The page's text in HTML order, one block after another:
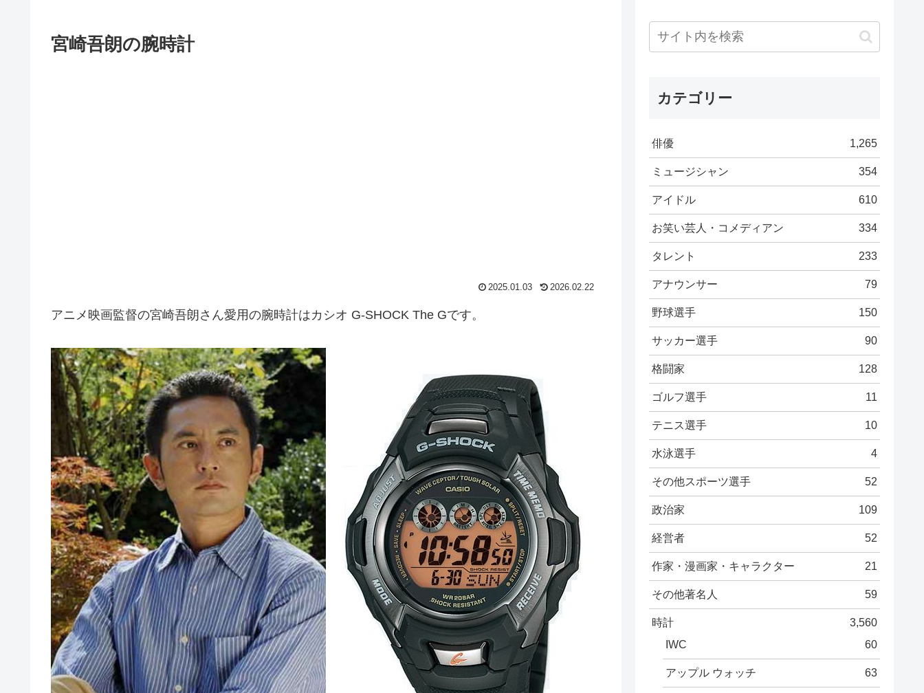
宮崎吾朗の腕時計
2025.01.03 2026.02.22
アニメ映画監督の宮崎吾朗さん愛用の腕時計はカシオ G-SHOCK The Gです。
カテゴリー
俳優 1,265
ミュージシャン 354
アイドル 610
お笑い芸人・コメディアン 334
タレント 233
アナウンサー 79
野球選手 150
サッカー選手 90
格闘家 128
ゴルフ選手 11
テニス選手 10
水泳選手 4
その他スポーツ選手 52
政治家 109
経営者 52
作家・漫画家・キャラクター 21
その他著名人 59
時計
3,560
IWC
60
アップル ウォッチ 63